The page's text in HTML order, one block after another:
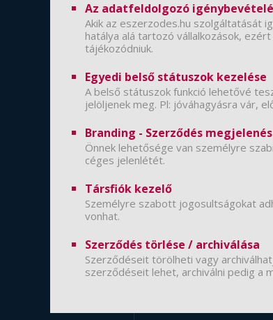
Az adatfeldolgozó
Akik az eszerzodes.hu szolgáltatását
hatálya alá tartozó vállalkozások,
tájékozódniuk.
Egyedi belső státuszok kezelése
A belső státuszok funkció lehetővé
jelöljenek meg. Pl: jóváhagyásra vár,
Branding - Szerződés
Önnek lehetősége van személyre
céges jelenlétét.
Társfiók kezelő
Személyre szabott jogosultságokat
vonhat.
Szerződés törlése / archiválása
Szerződéseit törölheti vagy
szerződéseit lehet, archiválni pedig a